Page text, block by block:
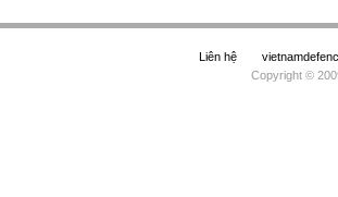
Liên hệ
Copyright ©